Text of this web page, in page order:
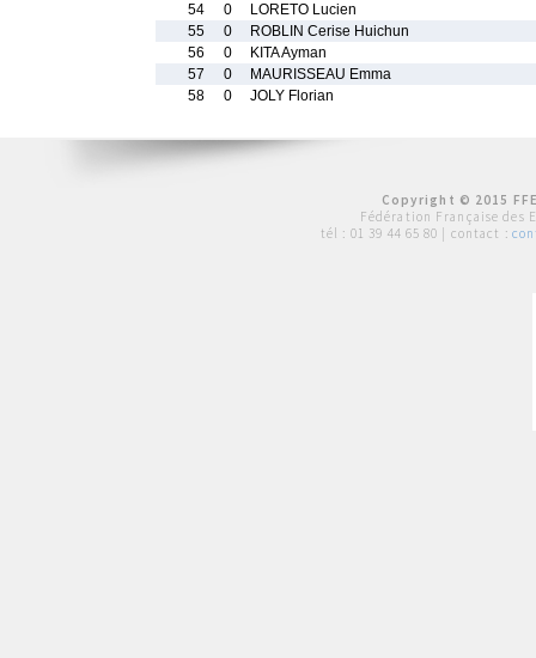
54
0
LORETO Lucien
55
0
ROBLIN Cerise Huichun
56
0
KITA Ayman
57
0
MAURISSEAU Emma
58
0 JOLY Florian
Copyright © 2015
Fédération Française des
tél : 01 39 44 65 80 | contact :